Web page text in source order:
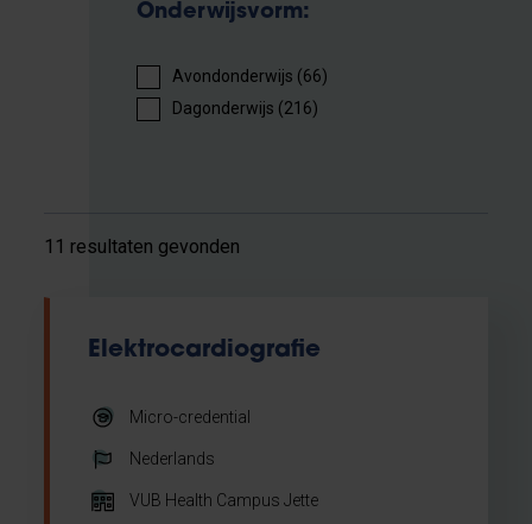
Onderwijsvorm:
Avondonderwijs (66)
Dagonderwijs (216)
11 resultaten gevonden
Elektrocardiografie
Micro-credential
Nederlands
VUB Health Campus Jette